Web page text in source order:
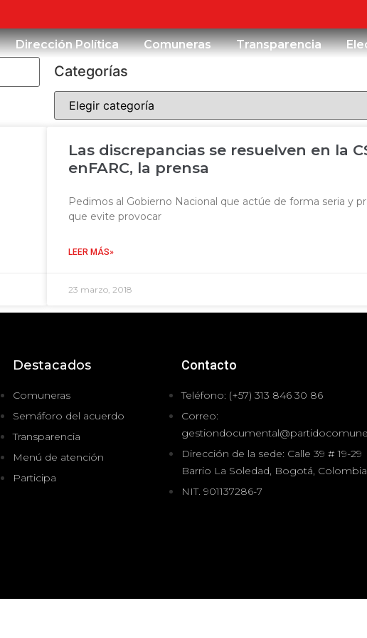
Dirección Política Comuneras Transparencia
Categorías
Las discrepancias se resuelven en la
enFARC, la prensa
Pedimos al Gobierno Nacional que actúe de forma seria y
que evite provocar
LEER MÁS»
23 marzo, 2018
Destacados
Comuneras
Semáforo del acuerdo
Transparencia
Menú de atención
Participa
Contacto
Teléfono: (+57) 313 846 30 86
Correo:
Dirección de la sede: Calle 39 # 19-29
Barrio La Soledad, Bogotá, Colombia
NIT. 901137286-7